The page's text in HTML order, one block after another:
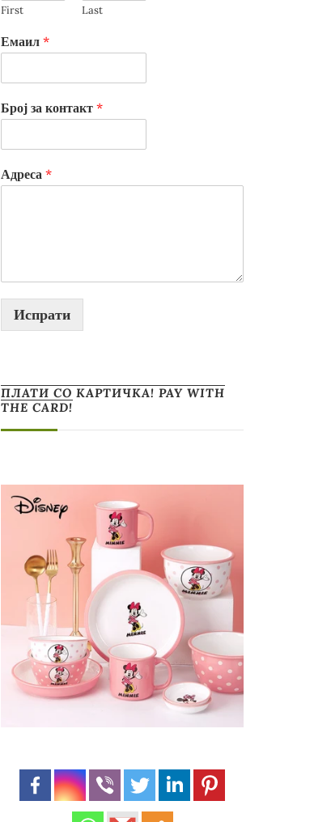
First Last
Емаил *
Број за контакт *
Адреса *
Испрати
ПЛАТИ СО КАРТИЧКА! PAY WITH
THE CARD!